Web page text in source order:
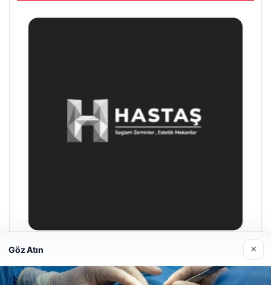
Enes Kaplan Avukatlık Bürosu
28/04/2026
Göz Atın ×